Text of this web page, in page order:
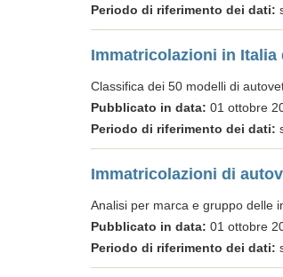
Periodo di riferimento dei dati:
Immatricolazioni in Italia
Classifica dei 50 modelli di
Pubblicato in data: 01 ottobre
Periodo di riferimento dei dati:
Immatricolazioni di
Analisi per marca e gruppo delle
Pubblicato in data: 01 ottobre
Periodo di riferimento dei dati: